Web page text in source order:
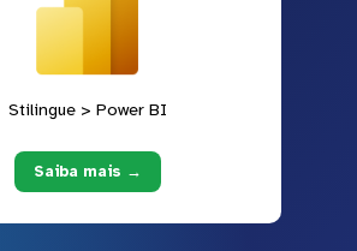
Stilingue > Power BI
Saiba mais →